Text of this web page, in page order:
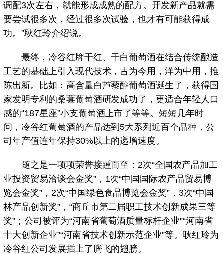
调配3次左右，就能形成成熟的配方。开发新产品就需
要尝试很多次，经过很多次试验，也才有可能获得成
功。”耿红玲介绍说。
最终，冷谷红牌干红、干白葡萄酒在结合传统酿造
工艺的基础上引入现代技术，古为今用，洋为中用，推
陈出新。比如：高含量白芦藜醇葡萄酒诞生了，获得国
家发明专利的桑葚葡萄酒研发成功了，更适合年轻人口
感的“187星座”小支葡萄酒上市了等等。短短几年时
间，冷谷红葡萄酒的产品达到5大系列近百个品种，公
司年产值连年保持30%以上的递增速度。
随之是一项项荣誉接踵而至：2次“全国农产品加工
业投资贸易洽谈会金奖”，1次“中国国际农产品贸易博
览会金奖”，2次“中国绿色食品博览会金奖”，3次“中国
林产品创新奖”，“商丘市第二届职工技术创新成果三等
奖”；公司被评为“河南省葡萄酒质量标杆企业”“河南省
十大创新企业”“河南省技术创新示范企业”等。耿红玲为
冷谷红公司发展插上了腾飞的翅膀。